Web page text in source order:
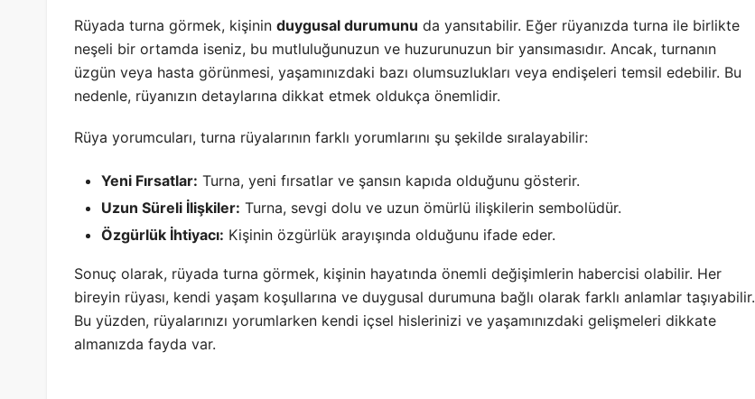
Rüyada turna görmek, kişinin duygusal durumunu da yansıtabilir. Eğer rüyanızda turna ile birlikte
neşeli bir ortamda iseniz, bu mutluluğunuzun ve huzurunuzun bir yansımasıdır. Ancak, turnanın
üzgün veya hasta görünmesi, yaşamınızdaki bazı olumsuzlukları veya endişeleri temsil edebilir. Bu
nedenle, rüyanızın detaylarına dikkat etmek oldukça önemlidir.
Rüya yorumcuları, turna rüyalarının farklı yorumlarını şu şekilde sıralayabilir:
Yeni Fırsatlar: Turna, yeni fırsatlar ve şansın kapıda olduğunu gösterir.
Uzun Süreli İlişkiler: Turna, sevgi dolu ve uzun ömürlü ilişkilerin sembolüdür.
Özgürlük İhtiyacı: Kişinin özgürlük arayışında olduğunu ifade eder.
Sonuç olarak, rüyada turna görmek, kişinin hayatında önemli değişimlerin habercisi olabilir. Her
bireyin rüyası, kendi yaşam koşullarına ve duygusal durumuna bağlı olarak farklı anlamlar taşıyabilir.
Bu yüzden, rüyalarınızı yorumlarken kendi içsel hislerinizi ve yaşamınızdaki gelişmeleri dikkate
almanızda fayda var.